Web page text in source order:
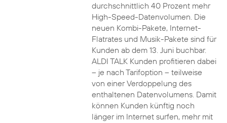
durchschnittlich 40 Prozent mehr
High-Speed-Datenvolumen. Die
neuen Kombi-Pakete, Internet-
Flatrates und Musik-Pakete sind für
Kunden ab dem 13. Juni buchbar.
ALDI TALK Kunden profitieren dabei
– je nach Tarifoption – teilweise
von einer Verdoppelung des
enthaltenen Datenvolumens. Damit
können Kunden künftig noch
länger im Internet surfen, mehr mit